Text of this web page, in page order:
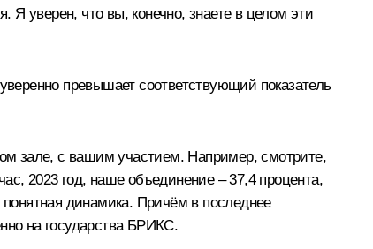
Я уверен, что вы, конечно, знаете в целом эти
превышает соответствующий показатель
зале, с вашим участием. Например, смотрите,
2023 год, наше объединение – 37,4 процента,
динамика. Причём в последнее
на государства БРИКС.